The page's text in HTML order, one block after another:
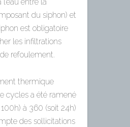
l’eau entre la
du siphon) et
est obligatoire
les infiltrations
refoulement.
thermique
cycles a été ramené
à 360 (soit 24h)
des sollicitations